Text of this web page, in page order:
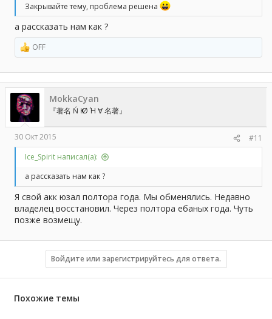
Закрывайте тему, проблема решена
а рассказать нам как ?
Р
е
а
к
ц
и
и
:
OFF
MokkaCyan
『著名 Ń Ҝ Ø Ή ∀ 名著』
30 Окт 2015
#11
Ice_Spirit написал(а):
а рассказать нам как ?
Я свой акк юзал полтора года. Мы обменялись. Недавно
владелец восстановил. Через полтора ебаных года. Чуть
позже возмещу.
Войдите или зарегистрируйтесь для ответа.
Похожие темы